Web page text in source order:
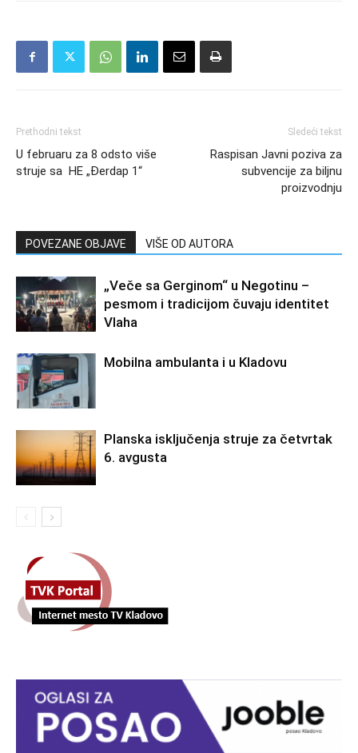
Prethodni tekst
U februaru za 8 odsto više
struje sa HE „Đerdap 1“
Sledeći tekst
Raspisan Javni poziva za
subvencije za biljnu
proizvodnju
POVEZANE OBJAVE VIŠE OD AUTORA
„Veče sa Gerginom“ u Negotinu –
pesmom i tradicijom čuvaju identitet
Vlaha
Mobilna ambulanta i u Kladovu
Planska isključenja struje za četvrtak
6. avgusta